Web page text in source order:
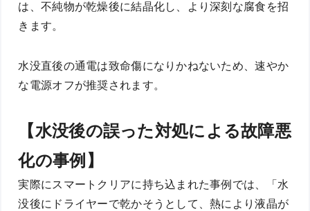
は、不純物が乾燥後に結晶化し、より深刻な腐食を招
きます。
水没直後の通電は致命傷になりかねないため、速やか
な電源オフが推奨されます。
【水没後の誤った対処による故障悪
化の事例】
実際にスマートクリアに持ち込まれた事例では、「水
没後にドライヤーで乾かそうとして、熱により液晶が